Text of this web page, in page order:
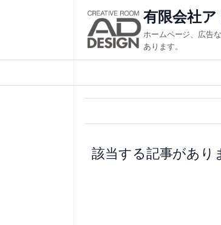
ス
キ
有限会社
ホームページ、広告
あります。
該当する記事があり